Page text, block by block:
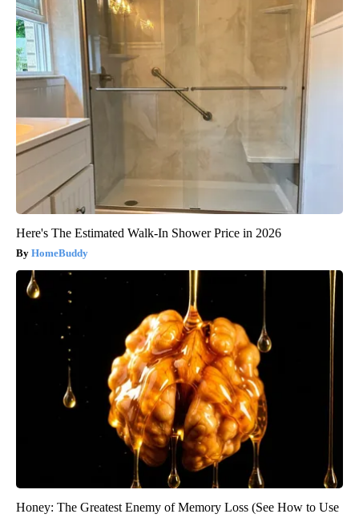
Here's The Estimated Walk-In Shower Price in 2026
HomeBuddy
Honey: The Greatest Enemy of Memory Loss (See How to Use